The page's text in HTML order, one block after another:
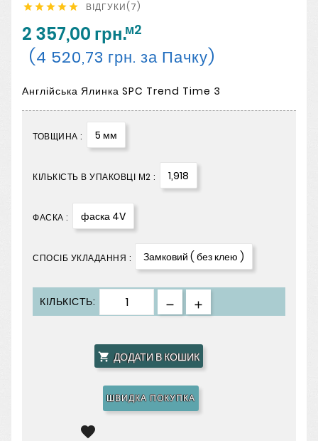
     ВІДГУКИ(7)
2 357,00 грн.м2
(4 520,73 грн. за Пачку)
Англійська Ялинка SPC Trend Time 3
ТОВЩИНА : 5 мм
КІЛЬКІСТЬ В УПАКОВЦІ М2 : 1,918
ФАСКА : фаска 4V
СПОСІБ УКЛАДАННЯ : Замковий ( без клею )
КІЛЬКІСТЬ:
 ДОДАТИ В КОШИК
ШВИДКА ПОКУПКА
